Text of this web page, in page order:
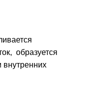
образуется
внутренних